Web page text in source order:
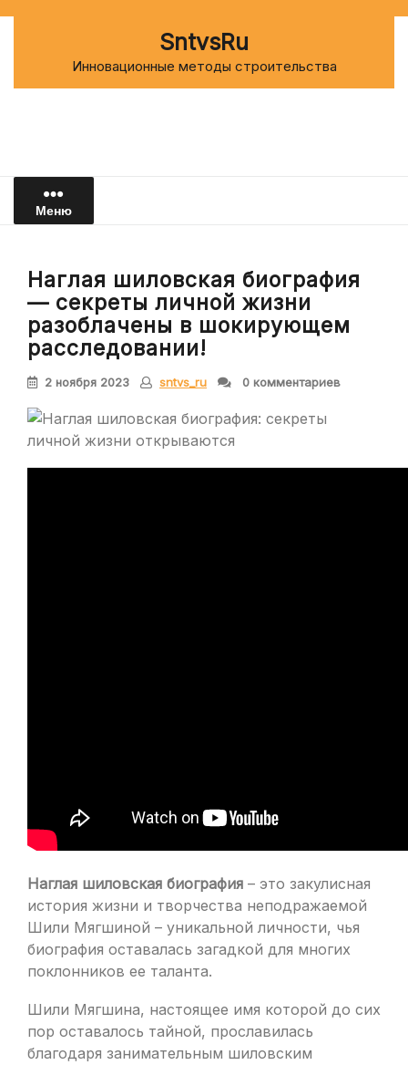
SntvsRu
Инновационные методы строительства
Меню
Наглая шиловская биография
— секреты личной жизни
разоблачены в шокирующем
расследовании!
2 ноября 2023 sntvs_ru 0 комментариев
Наглая шиловская биография – это закулисная
история жизни и творчества неподражаемой
Шили Мягшиной – уникальной личности, чья
биография оставалась загадкой для многих
поклонников ее таланта.
Шили Мягшина, настоящее имя которой до сих
пор оставалось тайной, прославилась
благодаря занимательным шиловским